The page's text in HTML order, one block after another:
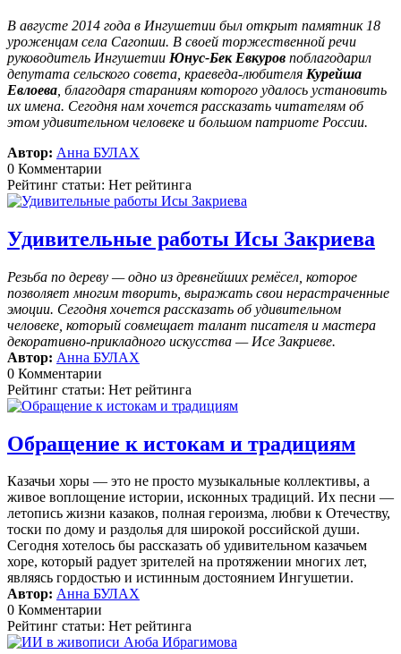
В августе 2014 года в Ингушетии был открыт памятник 18
уроженцам села Сагопши. В своей торжественной речи
руководитель Ингушетии Юнус-Бек Евкуров поблагодарил
депутата сельского совета, краеведа-любителя Курейша
Евлоева , благодаря стараниям которого удалось установить
их имена. Сегодня нам хочется рассказать читателям об
этом удивительном человеке и большом патриоте России.
Автор: Анна БУЛАХ
0 Комментарии
Рейтинг статьи: Нет рейтинга
Удивительные работы Исы Закриева
Резьба по дереву — одно из древнейших ремёсел, которое
позволяет многим творить, выражать свои нерастраченные
эмоции. Сегодня хочется рассказать об удивительном
человеке, который совмещает талант писателя и мастера
декоративно-прикладного искусства — Исе Закриеве.
Автор: Анна БУЛАХ
0 Комментарии
Рейтинг статьи: Нет рейтинга
Обращение к истокам и традициям
Казачьи хоры — это не просто музыкальные коллективы, а
живое воплощение истории, исконных традиций. Их песни —
летопись жизни казаков, полная героизма, любви к Отечеству,
тоски по дому и раздолья для широкой российской души.
Сегодня хотелось бы рассказать об удивительном казачьем
хоре, который радует зрителей на протяжении многих лет,
являясь гордостью и истинным достоянием Ингушетии.
Автор: Анна БУЛАХ
0 Комментарии
Рейтинг статьи: Нет рейтинга